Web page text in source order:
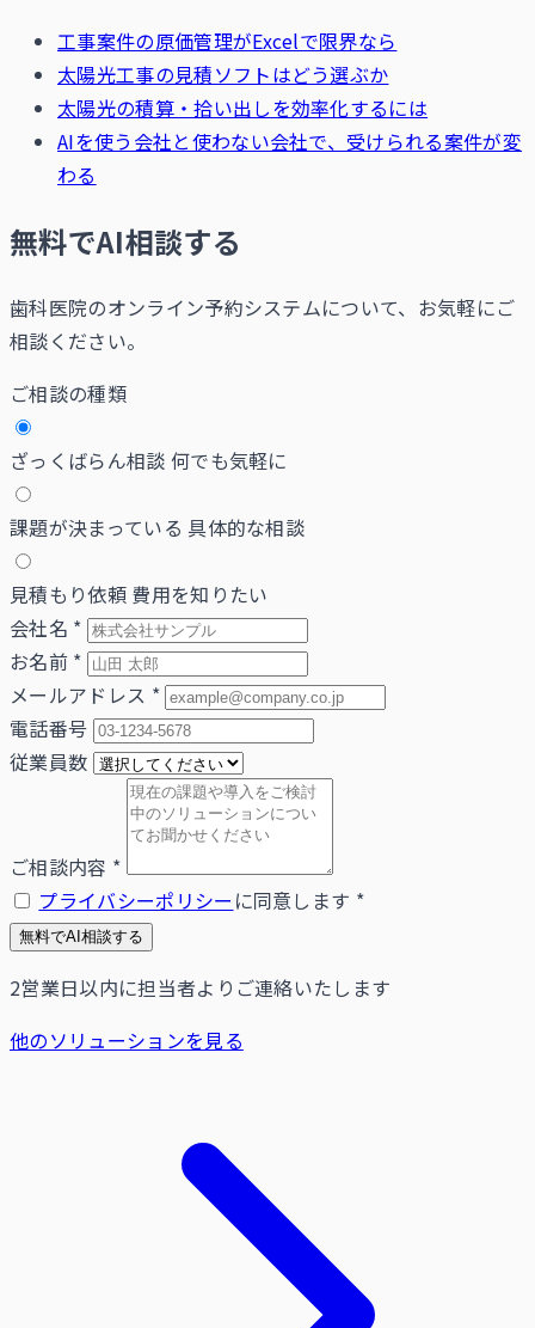
工事案件の原価管理がExcelで限界なら
太陽光工事の見積ソフトはどう選ぶか
太陽光の積算・拾い出しを効率化するには
AIを使う会社と使わない会社で、受けられる案件が変
わる
無料でAI相談する
歯科医院のオンライン予約システムについて、お気軽にご
相談ください。
ご相談の種類
ざっくばらん相談 何でも気軽に
課題が決まっている 具体的な相談
見積もり依頼 費用を知りたい
会社名 *
お名前 *
メールアドレス *
電話番号
従業員数
ご相談内容 *
プライバシーポリシー に同意します *
無料でAI相談する
2営業日以内に担当者よりご連絡いたします
他のソリューションを見る